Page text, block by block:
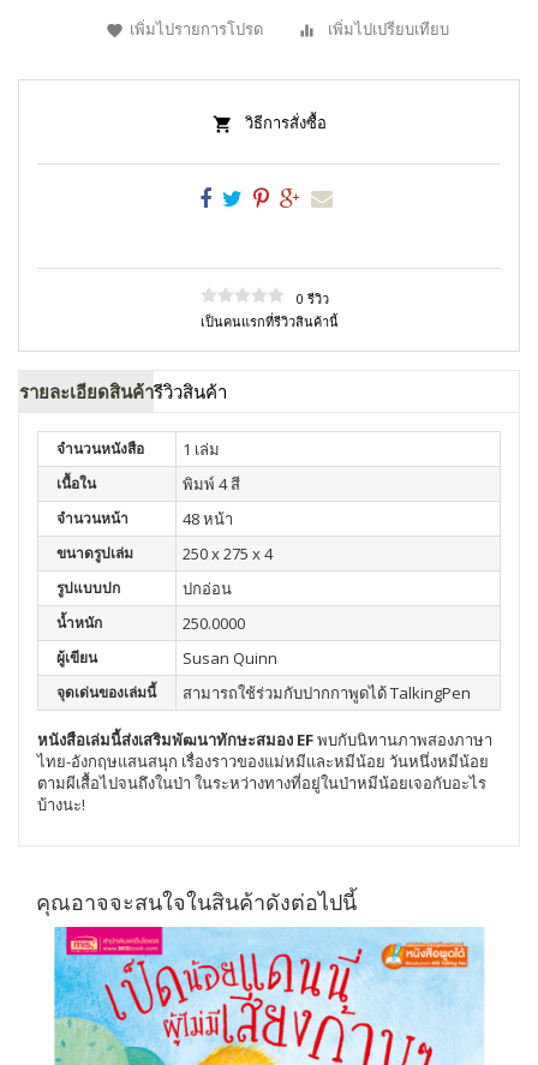
เพิ่มไปรายการโปรด เพิ่มไปเปรียบเทียบ
วิธีการสั่งซื้อ
0 รีวิว
เป็นคนแรกที่รีวิวสินค้านี้
รายละเอียดสินค้ารีวิวสินค้า
จำนวนหนังสือ 1 เล่ม
เนื้อใน พิมพ์ 4 สี
จำนวนหน้า 48 หน้า
ขนาดรูปเล่ม 250 x 275 x 4
รูปแบบปก ปกอ่อน
น้ำหนัก 250.0000
ผู้เขียน Susan Quinn
จุดเด่นของเล่มนี้ สามารถใช้ร่วมกับปากกาพูดได้ TalkingPen
หนังสือเล่มนี้ส่งเสริมพัฒนาทักษะสมอง EFพบกับนิทานภาพสองภาษา
ไทย-อังกฤษแสนสนุก เรื่องราวของแม่หมีและหมีน้อย วันหนึ่งหมีน้อย
ตามผีเสื้อไปจนถึงในป่า ในระหว่างทางที่อยู่ในป่าหมีน้อยเจอกับอะไร
บ้างนะ!
คุณอาจจะสนใจในสินค้าดังต่อไปนี้